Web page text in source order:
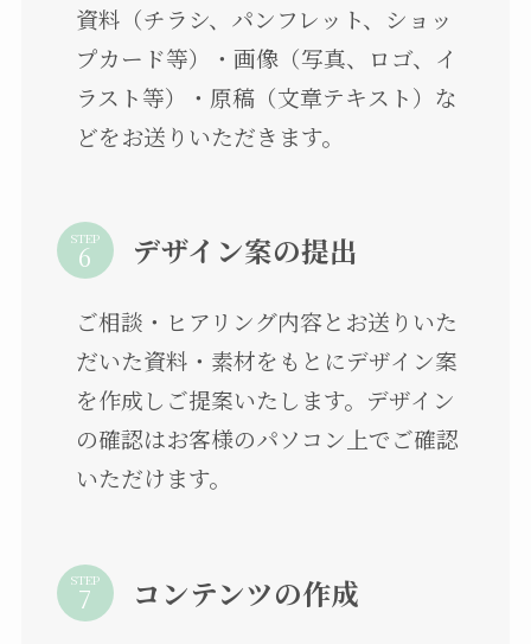
資料（チラシ、パンフレット、ショッ
プカード等）・画像（写真、ロゴ、イ
ラスト等）・原稿（文章テキスト）な
どをお送りいただきます。
STEP デザイン案の提出
ご相談・ヒアリング内容とお送りいた
だいた資料・素材をもとにデザイン案
を作成しご提案いたします。デザイン
の確認はお客様のパソコン上でご確認
いただけます。
STEP コンテンツの作成